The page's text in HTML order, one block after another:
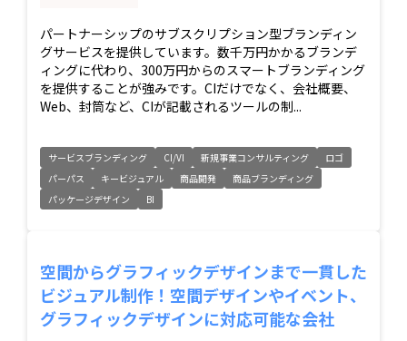
パートナーシップのサブスクリプション型ブランディン
グサービスを提供しています。数千万円かかるブランデ
ィングに代わり、300万円からのスマートブランディング
を提供することが強みです。CIだけでなく、会社概要、
Web、封筒など、CIが記載されるツールの制...
サービスブランディング CI/VI 新規事業コンサルティング
ロゴ
パーパス
キービジュアル 商品開発
商品ブランディング
パッケージデザイン
BI
空間からグラフィックデザインまで一貫した
ビジュアル制作！空間デザインやイベント、
グラフィックデザインに対応可能な会社